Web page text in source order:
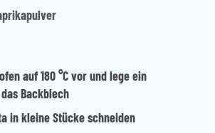
auf 180 °C vor und lege ein
Backblech
in kleine Stücke schneiden